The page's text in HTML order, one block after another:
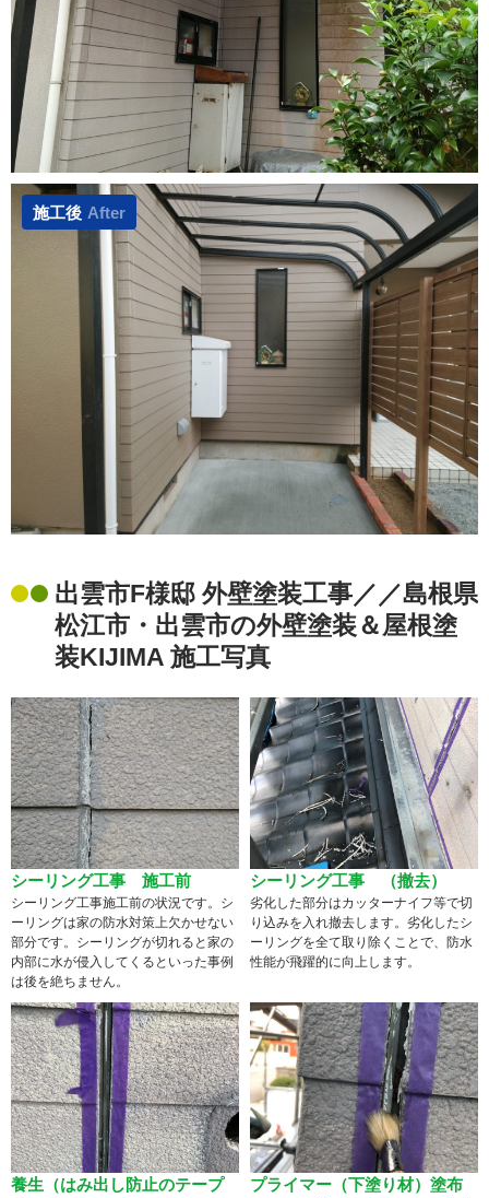
施工後 After
出雲市F様邸 外壁塗装工事／／島根県
松江市・出雲市の外壁塗装＆屋根塗
装KIJIMA 施工写真
シーリング工事 施工前
シーリング工事施工前の状況です。シ
ーリングは家の防水対策上欠かせない
部分です。シーリングが切れると家の
内部に水が侵入してくるといった事例
は後を絶ちません。
シーリング工事 （撤去）
劣化した部分はカッターナイフ等で切
り込みを入れ撤去します。劣化したシ
ーリングを全て取り除くことで、防水
性能が飛躍的に向上します。
養生（はみ出し防止のテープ
プライマー（下塗り材）塗布